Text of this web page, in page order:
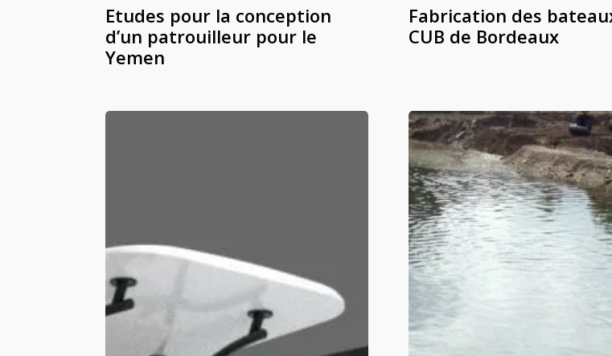
Etudes pour la conception
d’un patrouilleur pour le
Yemen
Fabrication des
CUB de Bordeaux